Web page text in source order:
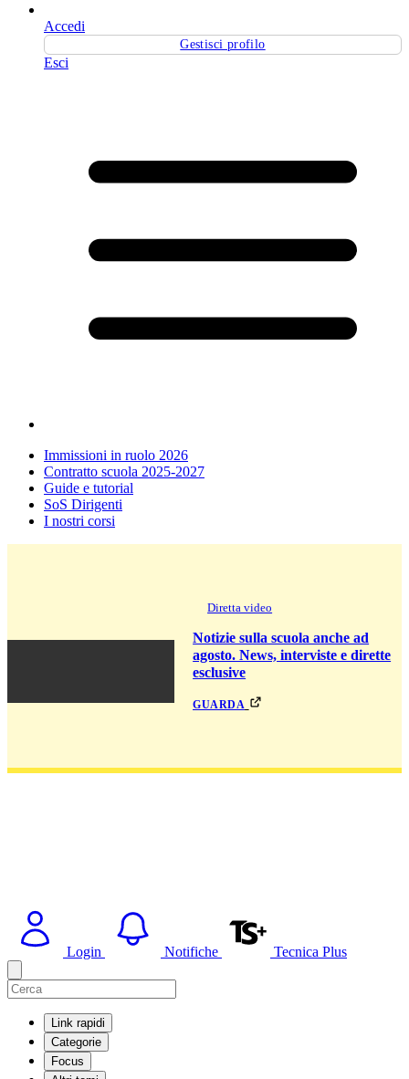
Accedi
Gestisci profilo
Esci
Immissioni in ruolo 2026
Contratto scuola 2025-2027
Guide e tutorial
SoS Dirigenti
I nostri corsi
Diretta video
Notizie sulla scuola anche ad
agosto. News, interviste e dirette
esclusive
guarda
Login Notifiche Tecnica Plus
Link rapidi
Categorie
Focus